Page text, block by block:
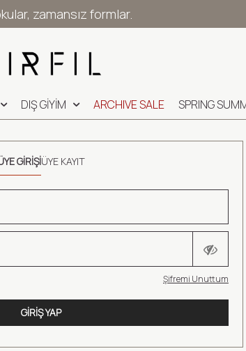
zamansız formlar.
DIŞ GİYİM ARCHIVE SALE SPRING
GIRIŞIÜYE KAYIT
Şifremi Unuttum
GIRIŞ YAP